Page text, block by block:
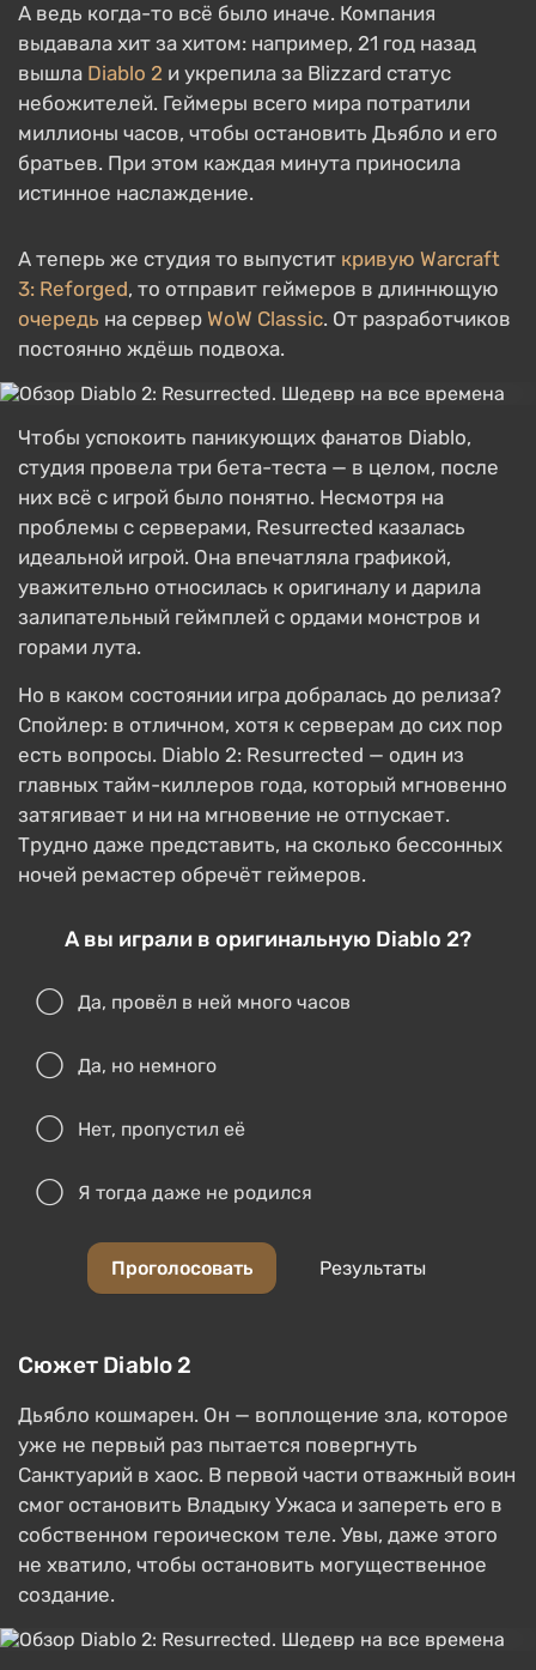
А ведь когда-то всё было иначе. Компания
выдавала хит за хитом: например, 21 год назад
вышла Diablo 2 и укрепила за Blizzard статус
небожителей. Геймеры всего мира потратили
миллионы часов, чтобы остановить Дьябло и его
братьев. При этом каждая минута приносила
истинное наслаждение.
А теперь же студия то выпустит кривую Warcraft
3: Reforged, то отправит геймеров в длиннющую
очередь на сервер WoW Classic. От разработчиков
постоянно ждёшь подвоха.
Чтобы успокоить паникующих фанатов Diablo,
студия провела три бета-теста — в целом, после
них всё с игрой было понятно. Несмотря на
проблемы с серверами, Resurrected казалась
идеальной игрой. Она впечатляла графикой,
уважительно относилась к оригиналу и дарила
залипательный геймплей с ордами монстров и
горами лута.
Но в каком состоянии игра добралась до релиза?
Спойлер: в отличном, хотя к серверам до сих пор
есть вопросы. Diablo 2: Resurrected — один из
главных тайм-киллеров года, который мгновенно
затягивает и ни на мгновение не отпускает.
Трудно даже представить, на сколько бессонных
ночей ремастер обречёт геймеров.
А вы играли в оригинальную Diablo 2?
Да, провёл в ней много часов
Да, но немного
Нет, пропустил её
Я тогда даже не родился
Проголосовать Результаты
Сюжет Diablo 2
Дьябло кошмарен. Он — воплощение зла, которое
уже не первый раз пытается повергнуть
Санктуарий в хаос. В первой части отважный воин
смог остановить Владыку Ужаса и запереть его в
собственном героическом теле. Увы, даже этого
не хватило, чтобы остановить могущественное
создание.